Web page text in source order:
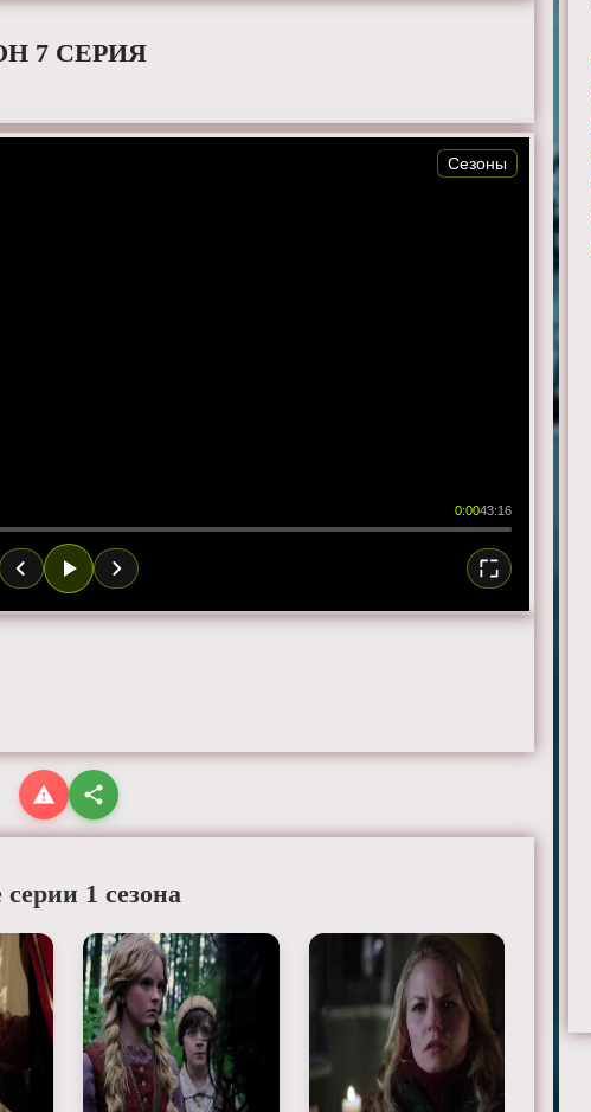
7 СЕРИЯ
0:0043:16
Сезоны
серии 1 сезона